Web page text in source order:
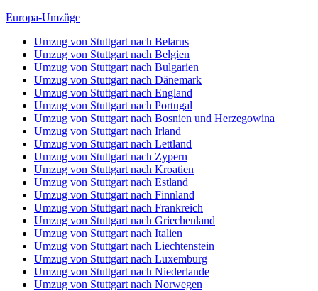
Europa-Umzüge
Umzug von Stuttgart nach Belarus
Umzug von Stuttgart nach Belgien
Umzug von Stuttgart nach Bulgarien
Umzug von Stuttgart nach Dänemark
Umzug von Stuttgart nach England
Umzug von Stuttgart nach Portugal
Umzug von Stuttgart nach Bosnien und Herzegowina
Umzug von Stuttgart nach Irland
Umzug von Stuttgart nach Lettland
Umzug von Stuttgart nach Zypern
Umzug von Stuttgart nach Kroatien
Umzug von Stuttgart nach Estland
Umzug von Stuttgart nach Finnland
Umzug von Stuttgart nach Frankreich
Umzug von Stuttgart nach Griechenland
Umzug von Stuttgart nach Italien
Umzug von Stuttgart nach Liechtenstein
Umzug von Stuttgart nach Luxemburg
Umzug von Stuttgart nach Niederlande
Umzug von Stuttgart nach Norwegen